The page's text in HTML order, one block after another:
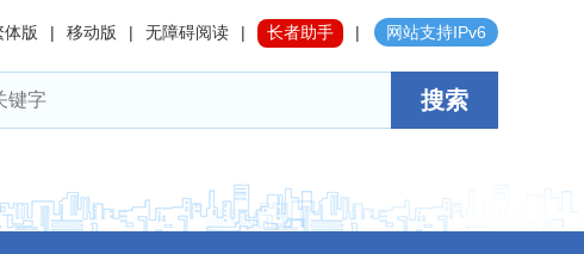
体版 | 移动版 | 无障碍阅读 | 长者助手 | 网站支持IPv6
搜索